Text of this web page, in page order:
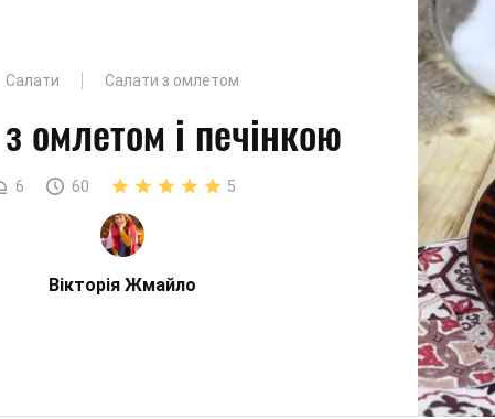
Салати Салати з омлетом
омлетом і печінкою
6 60 5
Вікторія Жмайло